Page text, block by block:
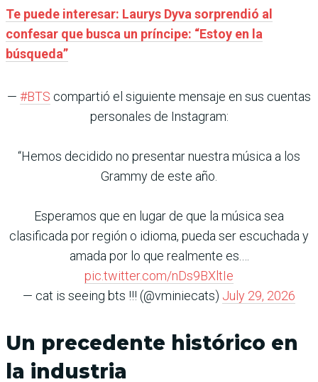
Te puede interesar: Laurys Dyva sorprendió al
confesar que busca un príncipe: “Estoy en la
búsqueda”
— #BTS compartió el siguiente mensaje en sus cuentas
personales de Instagram:
“Hemos decidido no presentar nuestra música a los
Grammy de este año.
Esperamos que en lugar de que la música sea
clasificada por región o idioma, pueda ser escuchada y
amada por lo que realmente es.…
pic.twitter.com/nDs9BXltIe
— cat is seeing bts !!! (@vminiecats) July 29, 2026
Un precedente histórico en
la industria